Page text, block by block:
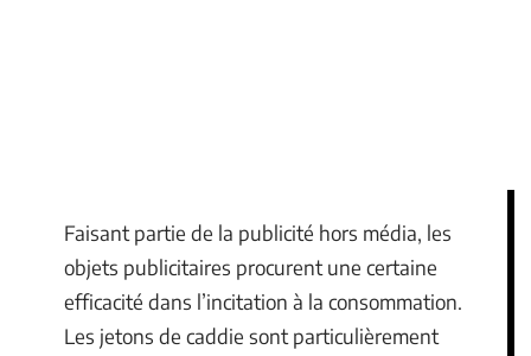
Faisant partie de la publicité hors média, les
objets publicitaires procurent une certaine
efficacité dans l’incitation à la consommation.
Les jetons de caddie sont particulièrement